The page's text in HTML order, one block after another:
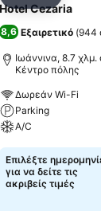
Hotel Cezaria
8,6 Εξαιρετικό (944
Ιωάννινα, 8.7 χλμ.
Κέντρο πόλης
Δωρεάν Wi-Fi
Parking
A/C
Εμφάνιση τιμών
Επιλέξτε
για να δείτε τις
ακριβείς τιμές